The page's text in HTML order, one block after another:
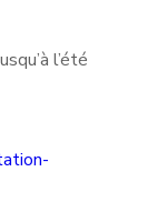
l’été